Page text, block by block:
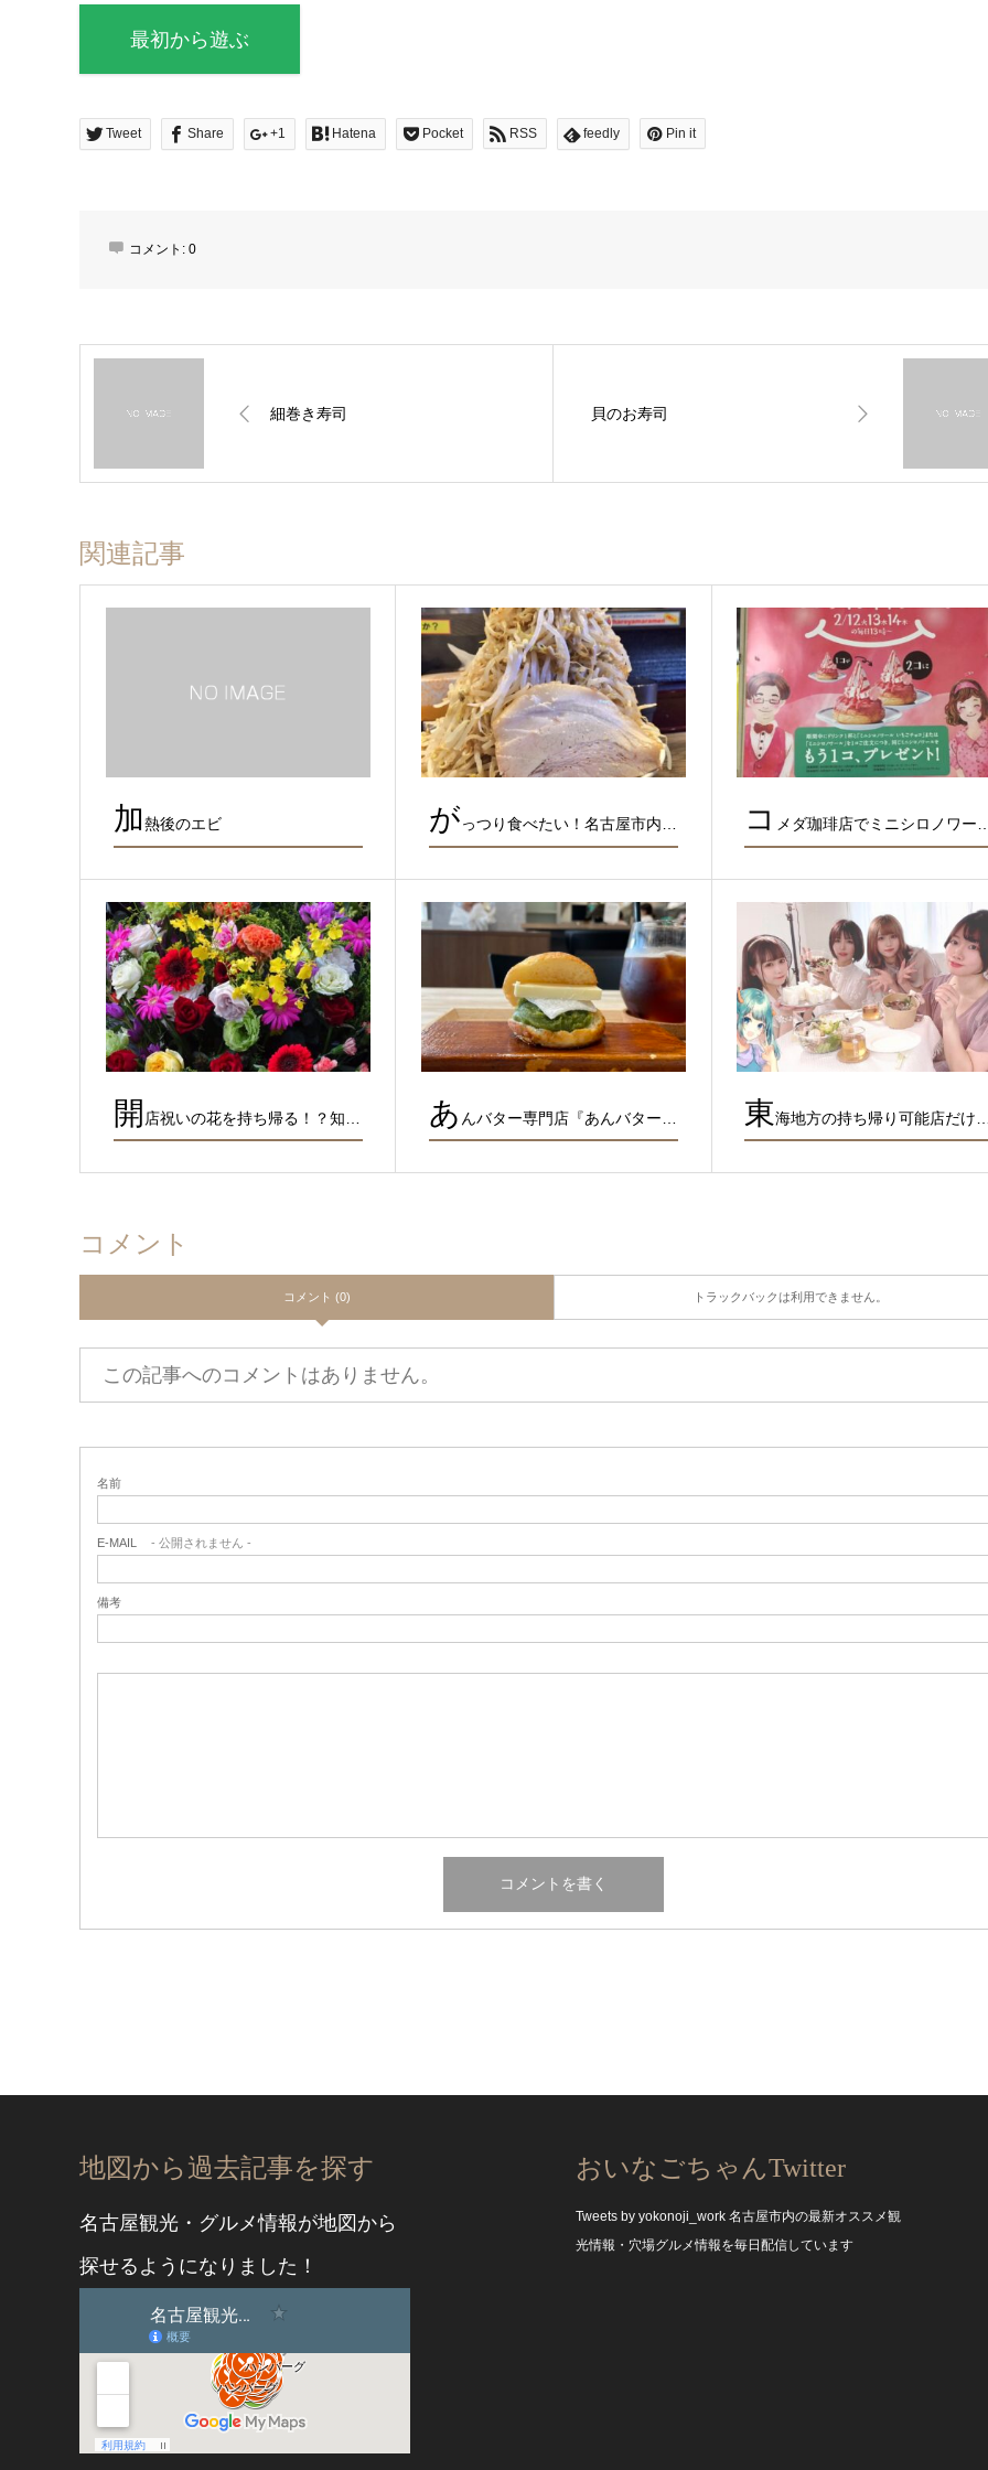
最初から遊ぶ
Tweet Share +1 Hatena Pocket RSS feedly Pin it
コメント: 0
細巻き寿司 貝のお寿司
関連記事
加熱後のエビ がっつり食べたい！名古屋市内… コ メダ珈琲店でミニシロノワー
開 店祝いの花を持ち帰る！？知… あ んバター専門店『あんバター… 東海地方の持ち帰り可能店だけ
コメント
コメント (0) トラックバックは利用できません。
この記事へのコメントはありません。
名前
E-MAIL - 公開されません -
備考
地図から過去記事を探す
名古屋観光・グルメ情報が地図から
探せるようになりました！
おいなごちゃんTwitter
Tweets by yokonoji_work 名古屋市内の最新オススメ観
光情報・穴場グルメ情報を毎日配信しています